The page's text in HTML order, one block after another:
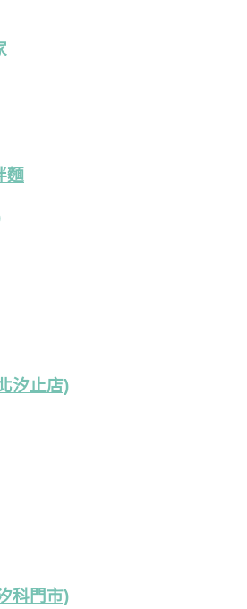
麵
汐止店)
科門市)